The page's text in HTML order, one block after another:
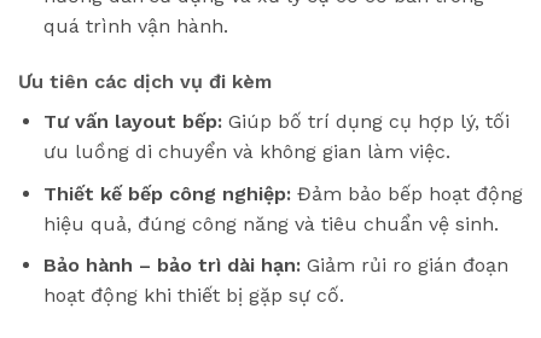
quá trình vận hành.
Ưu tiên các dịch vụ đi kèm
Tư vấn layout bếp:Giúp bố trí dụng cụ hợp lý, tối
ưu luồng di chuyển và không gian làm việc.
Thiết kế bếp công nghiệp:Đảm bảo bếp hoạt động
hiệu quả, đúng công năng và tiêu chuẩn vệ sinh.
Bảo hành – bảo trì dài hạn: Giảm rủi ro gián đoạn
hoạt động khi thiết bị gặp sự cố.